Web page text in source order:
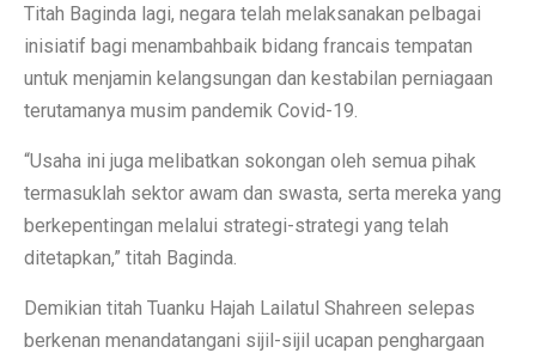
Titah Baginda lagi, negara telah melaksanakan pelbagai
inisiatif bagi menambahbaik bidang francais tempatan
untuk menjamin kelangsungan dan kestabilan perniagaan
terutamanya musim pandemik Covid-19.
“Usaha ini juga melibatkan sokongan oleh semua pihak
termasuklah sektor awam dan swasta, serta mereka yang
berkepentingan melalui strategi-strategi yang telah
ditetapkan,” titah Baginda.
Demikian titah Tuanku Hajah Lailatul Shahreen selepas
berkenan menandatangani sijil-sijil ucapan penghargaan